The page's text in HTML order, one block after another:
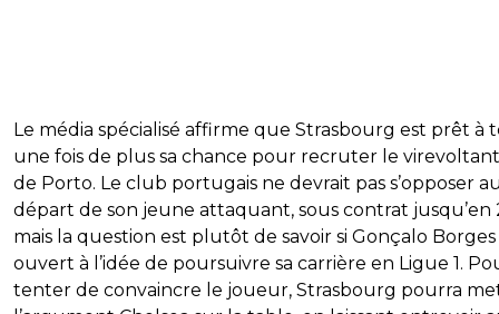
Le média spécialisé affirme que Strasbourg est prêt à
une fois de plus sa chance pour recruter le
de Porto. Le club portugais ne devrait pas s’opposer
départ de son jeune attaquant, sous contrat jusqu’en
mais la question est plutôt de savoir si Gonçalo Borges
ouvert à l’idée de poursuivre sa carrière en Ligue 1.
tenter de convaincre le joueur, Strasbourg pourra